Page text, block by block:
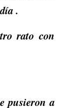
.
rato con
pusieron a